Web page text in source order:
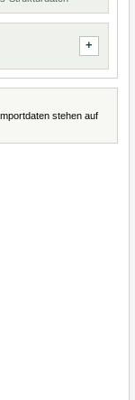
stehen auf